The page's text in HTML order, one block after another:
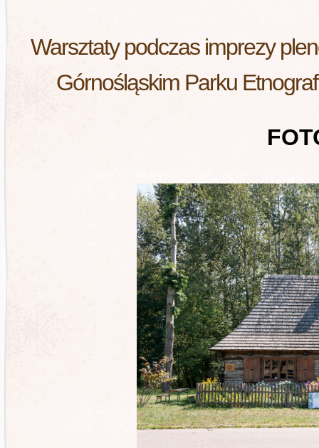
Warsztaty podczas imprezy
Górnośląskim Parku